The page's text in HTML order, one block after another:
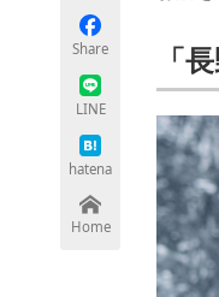
Share
LINE
hatena
Home
「